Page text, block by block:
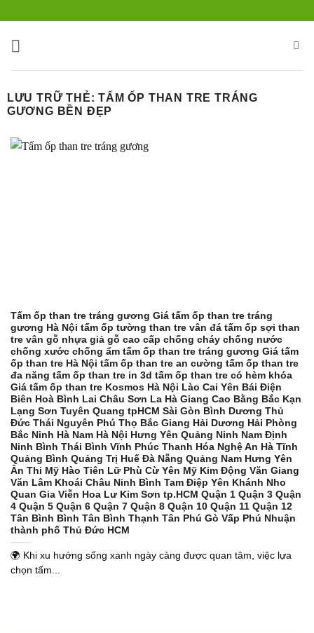
nội
LƯU TRỮ THẺ:TẤM ỐP THAN TRE TRÁNG
GƯƠNG BỀN ĐẸP
Tấm ốp than tre tráng gương Giá tấm ốp than tre tráng
gương Hà Nội tấm ốp tường than tre vân đá tấm ốp sợi than
tre vân gỗ nhựa giả gỗ cao cấp chống cháy chống nước
chống xước chống ẩm tấm ốp than tre tráng gương Giá tấm
ốp than tre Hà Nội tấm ốp than tre an cường tấm ốp than tre
đa năng tấm ốp than tre in 3d tấm ốp than tre có hèm khóa
Giá tấm ốp than tre Kosmos Hà Nội Lào Cai Yên Bái Điện
Biên Hoà Bình Lai Châu Sơn La Hà Giang Cao Bằng Bắc Kạn
Lạng Sơn Tuyên Quang tpHCM Sài Gòn Bình Dương Thủ
Đức Thái Nguyên Phú Thọ Bắc Giang Hải Dương Hải Phòng
Bắc Ninh Hà Nam Hà Nội Hưng Yên Quảng Ninh Nam Định
Ninh Bình Thái Bình Vĩnh Phúc Thanh Hóa Nghệ An Hà Tĩnh
Quảng Bình Quảng Trị Huế Đà Nẵng Quảng Nam Hưng Yên
Ân Thi Mỹ Hào Tiên Lữ Phù Cừ Yên Mỹ Kim Động Văn Giang
Văn Lâm Khoái Châu Ninh Bình Tam Điệp Yên Khánh Nho
Quan Gia Viễn Hoa Lư Kim Sơn tp.HCM Quận 1 Quận 3 Quận
4 Quận 5 Quận 6 Quận 7 Quận 8 Quận 10 Quận 11 Quận 12
Tân Bình Bình Tân Bình Thạnh Tân Phú Gò Vấp Phú Nhuận
thành phố Thủ Đức HCM
🌍 Khi xu hướng sống xanh ngày càng được quan tâm, việc lựa
chọn tấm...